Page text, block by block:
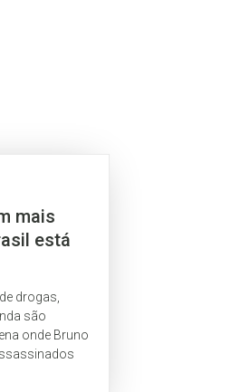
mais
está
drogas,
são
onde Bruno